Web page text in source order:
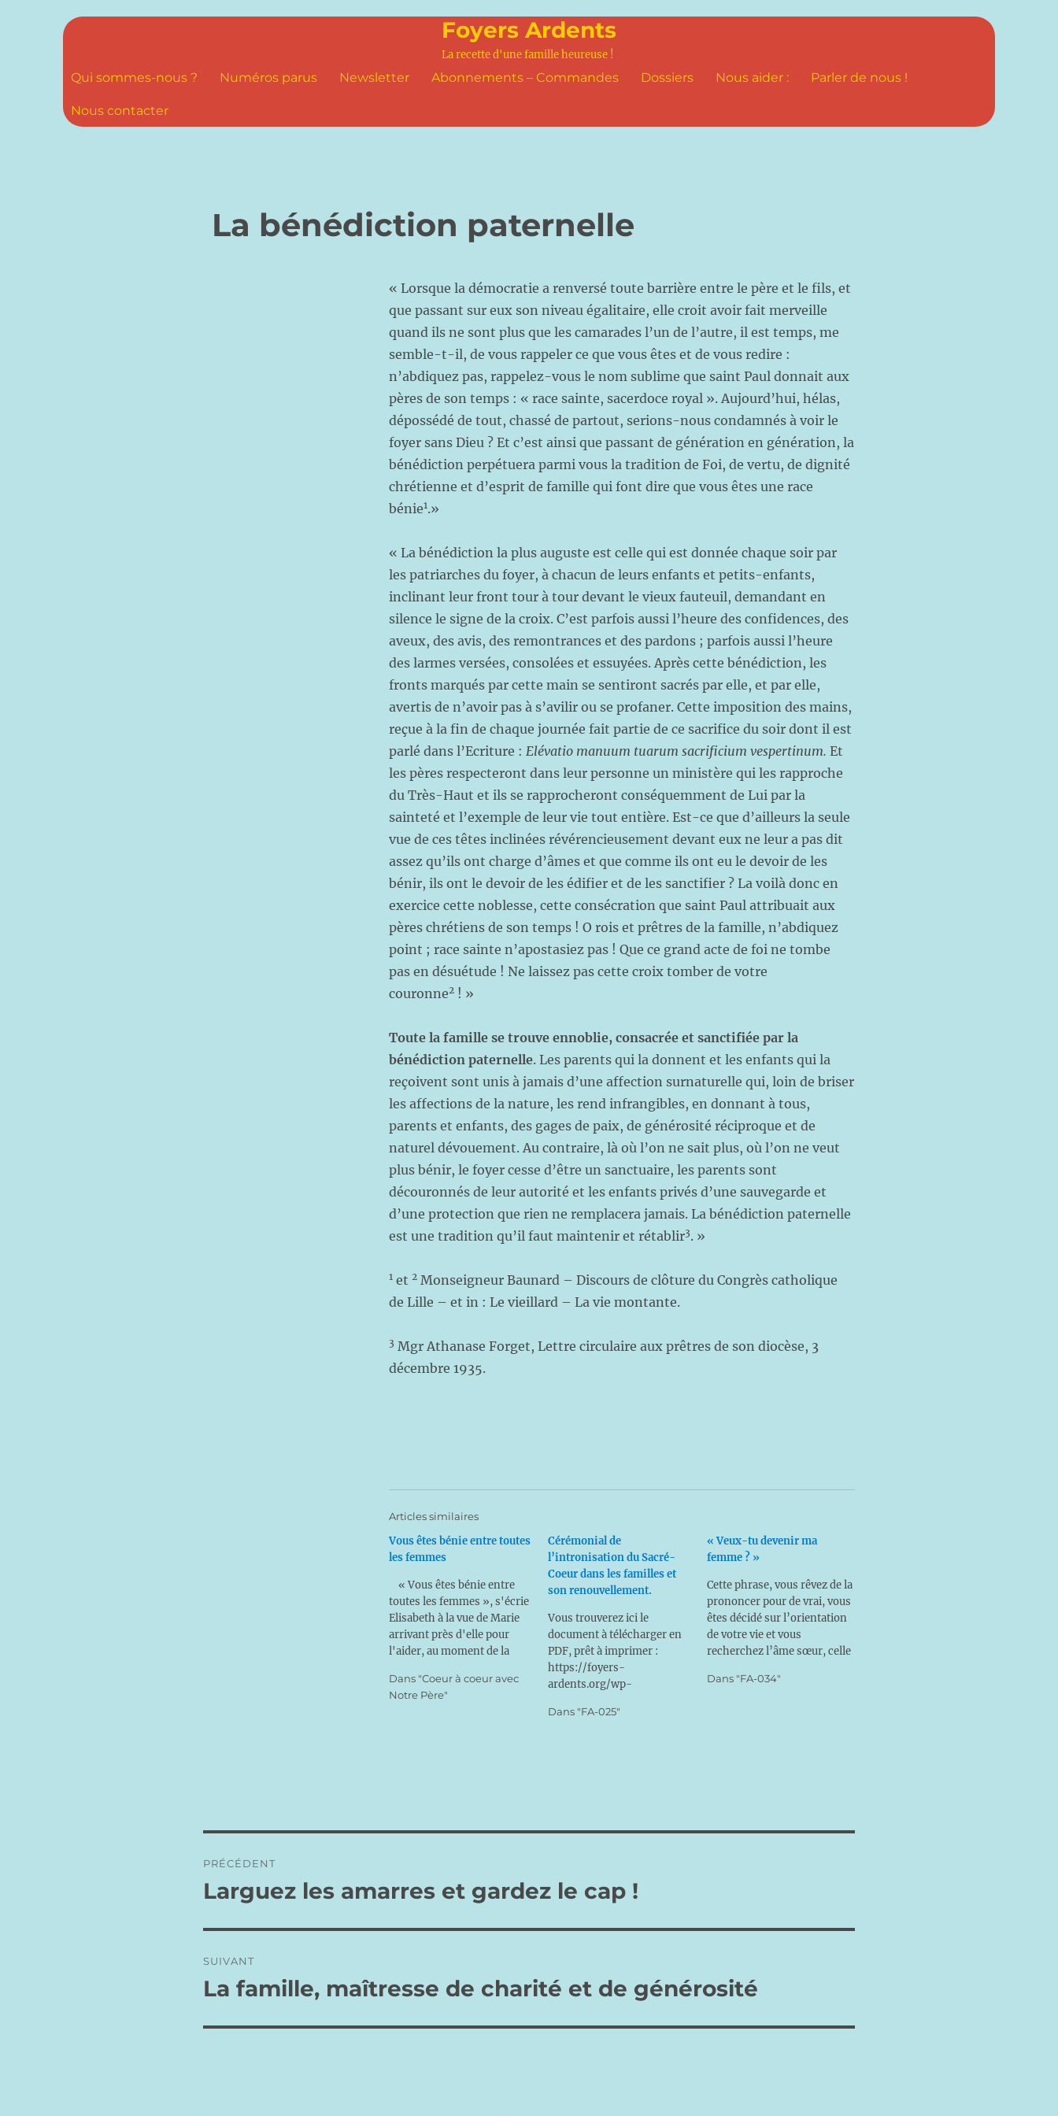
Foyers Ardents
La recette d'une famille heureuse !
Qui sommes-nous ? Numéros parus Newsletter Abonnements – Commandes Dossiers Nous aider : Parler de nous !
Nous contacter
La bénédiction paternelle
« Lorsque la démocratie a renversé toute barrière entre le père et le fils, et
que passant sur eux son niveau égalitaire, elle croit avoir fait merveille
quand ils ne sont plus que les camarades l’un de l’autre, il est temps, me
semble-t-il, de vous rappeler ce que vous êtes et de vous redire :
n’abdiquez pas, rappelez-vous le nom sublime que saint Paul donnait aux
pères de son temps : « race sainte, sacerdoce royal ». Aujourd’hui, hélas,
dépossédé de tout, chassé de partout, serions-nous condamnés à voir le
foyer sans Dieu ? Et c’est ainsi que passant de génération en génération, la
bénédiction perpétuera parmi vous la tradition de Foi, de vertu, de dignité
chrétienne et d’esprit de famille qui font dire que vous êtes une race
bénie1.»
« La bénédiction la plus auguste est celle qui est donnée chaque soir par
les patriarches du foyer, à chacun de leurs enfants et petits-enfants,
inclinant leur front tour à tour devant le vieux fauteuil, demandant en
silence le signe de la croix. C’est parfois aussi l’heure des confidences, des
aveux, des avis, des remontrances et des pardons ; parfois aussi l’heure
des larmes versées, consolées et essuyées. Après cette bénédiction, les
fronts marqués par cette main se sentiront sacrés par elle, et par elle,
avertis de n’avoir pas à s’avilir ou se profaner. Cette imposition des mains,
reçue à la fin de chaque journée fait partie de ce sacrifice du soir dont il est
parlé dans l’Ecriture :Elévatio manuum tuarum sacrificium vespertinum. Et
les pères respecteront dans leur personne un ministère qui les rapproche
du Très-Haut et ils se rapprocheront conséquemment de Lui par la
sainteté et l’exemple de leur vie tout entière. Est-ce que d’ailleurs la seule
vue de ces têtes inclinées révérencieusement devant eux ne leur a pas dit
assez qu’ils ont charge d’âmes et que comme ils ont eu le devoir de les
bénir, ils ont le devoir de les édifier et de les sanctifier ? La voilà donc en
exercice cette noblesse, cette consécration que saint Paul attribuait aux
pères chrétiens de son temps ! O rois et prêtres de la famille, n’abdiquez
point ; race sainte n’apostasiez pas ! Que ce grand acte de foi ne tombe
pas en désuétude ! Ne laissez pas cette croix tomber de votre
couronne2 ! »
Toute la famille se trouve ennoblie, consacrée et sanctifiée par la
bénédiction paternelle. Les parents qui la donnent et les enfants qui la
reçoivent sont unis à jamais d’une affection surnaturelle qui, loin de briser
les affections de la nature, les rend infrangibles, en donnant à tous,
parents et enfants, des gages de paix, de générosité réciproque et de
naturel dévouement. Au contraire, là où l’on ne sait plus, où l’on ne veut
plus bénir, le foyer cesse d’être un sanctuaire, les parents sont
découronnés de leur autorité et les enfants privés d’une sauvegarde et
d’une protection que rien ne remplacera jamais. La bénédiction paternelle
est une tradition qu’il faut maintenir et rétablir3. »
1 et2 Monseigneur Baunard – Discours de clôture du Congrès catholique
de Lille – et in : Le vieillard – La vie montante.
3 Mgr Athanase Forget, Lettre circulaire aux prêtres de son diocèse, 3
décembre 1935.
Articles similaires
Vous êtes bénie entre toutes
les femmes
« Vous êtes bénie entre
toutes les femmes », s'écrie
Elisabeth à la vue de Marie
arrivant près d'elle pour
l'aider, au moment de la
Baptiste ; et sa jeune cousine
de répondre : « Le Tout-
Dans "Coeur à coeur avec
Notre Père"
Cérémonial de
l’intronisation du Sacré-
Coeur dans les familles et
son renouvellement.
Vous trouverez ici le
document à télécharger en
PDF, prêt à imprimer :
https://foyers-
ardents.org/wp-
nsecration-au-Sacre-
une fête liturgique
Dans "FA-025"
« Veux-tu devenir ma
femme ? »
Cette phrase, vous rêvez de la
prononcer pour de vrai, vous
êtes décidé sur l’orientation
de votre vie et vous
recherchez l’âme sœur, celle
enfants. L’attente est longue,
Dans "FA-034"
de
PRÉCÉDENT
Publication
Larguez les amarres et gardez le cap !
SUIVANT
Publication
La famille, maîtresse de charité et de générosité